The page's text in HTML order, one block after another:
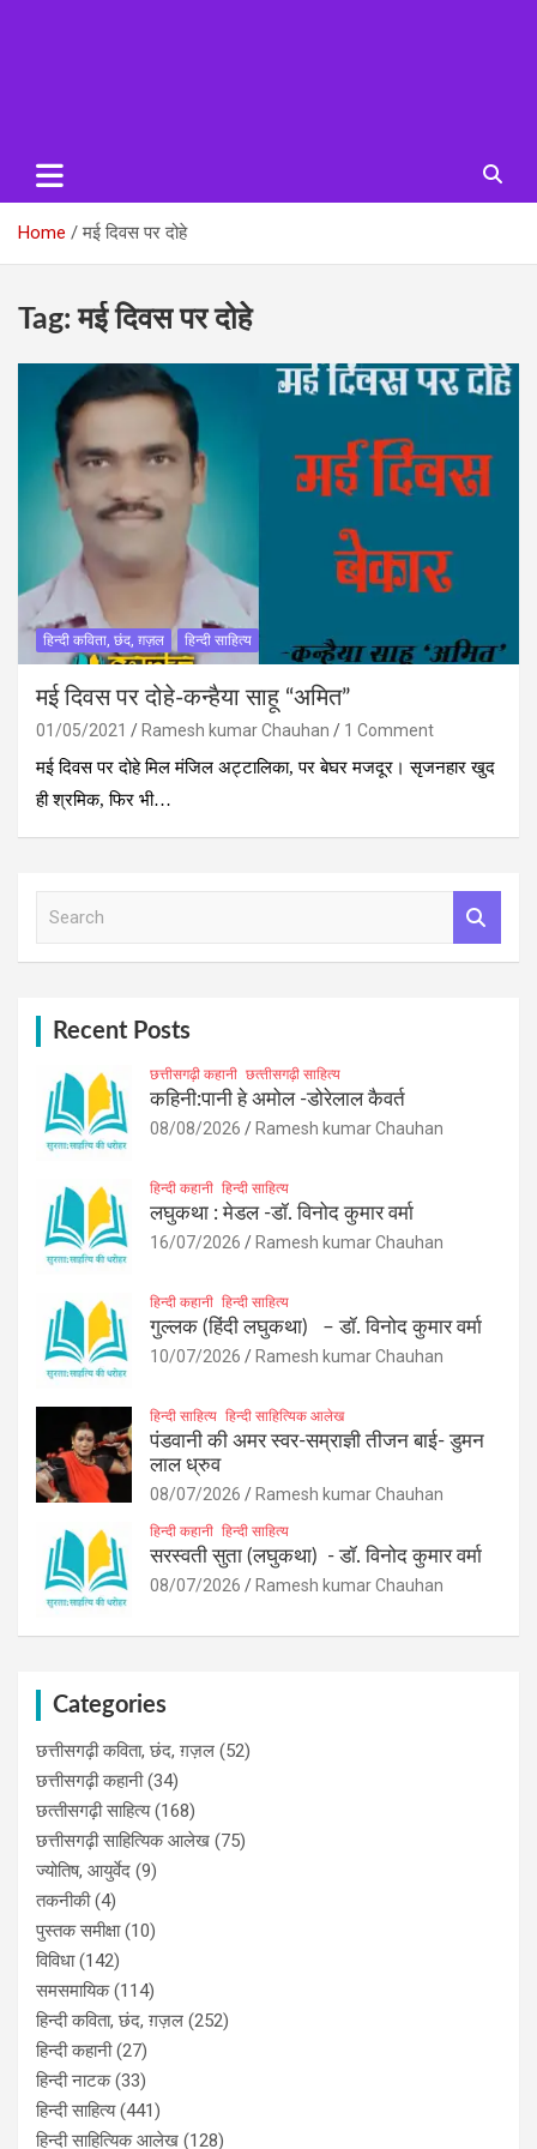
Home मई दिवस पर दोहे
Tag:मई दिवस पर दोहे
हिन्दी कविता, छंद, ग़ज़ल हिन्दी साहित्य
मई दिवस पर दोहे-कन्हैया साहू “अमित”
01/05/2021 Ramesh kumar Chauhan
1 Comment
मई दिवस पर दोहे मिल मंजिल अट्टालिका, पर बेघर मजदूर। सृजनहार खुद
ही श्रमिक, फिर भी…
Recent Posts
छत्तीसगढ़ी कहानी छत्‍तीसगढ़ी साहित्‍य
कहिनी:पानी हे अमोल -डोरेलाल कैवर्त
08/08/2026 Ramesh kumar Chauhan
हिन्दी कहानी हिन्दी साहित्य
लघुकथा : मेडल -डॉ. विनोद कुमार वर्मा
16/07/2026 Ramesh kumar Chauhan
हिन्दी कहानी हिन्दी साहित्य
गुल्लक (हिंदी लघुकथा) – डॉ. विनोद कुमार वर्मा
10/07/2026 Ramesh kumar Chauhan
हिन्दी साहित्य हिन्दी साहित्यिक आलेख
पंडवानी की अमर स्वर-सम्राज्ञी तीजन बाई- डुमन
लाल ध्रुव
08/07/2026 Ramesh kumar Chauhan
हिन्दी कहानी हिन्दी साहित्य
सरस्वती सुता (लघुकथा) ​- डॉ. विनोद कुमार वर्मा
08/07/2026 Ramesh kumar Chauhan
Categories
छत्तीसगढ़ी कविता, छंद, ग़ज़ल (52)
छत्तीसगढ़ी कहानी(34)
छत्‍तीसगढ़ी साहित्‍य(168)
छत्तीसगढ़ी साहित्यिक आलेख (75)
ज्योतिष, आयुर्वेद (9)
तकनीकी(4)
पुस्‍तक समीक्षा(10)
विविधा(142)
समसमायिक(114)
हिन्दी कविता, छंद, ग़ज़ल (252)
हिन्दी कहानी(27)
हिन्‍दी नाटक(33)
हिन्दी साहित्य(441)
हिन्दी साहित्यिक आलेख (128)